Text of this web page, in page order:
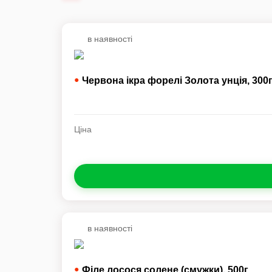
в наявності
● Червона ікра форелі Золота унція, 300г
Ціна
в наявності
● Філе лосося солене (смужки), 500г